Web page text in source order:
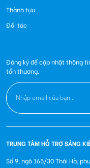
Thành tựu
Đối tác
Đăng ký để cập nhật thông
tổn thương.
TRUNG TÂM HỖ TRỢ SÁNG
Số 9, ngõ 165/30 Thái Hà,